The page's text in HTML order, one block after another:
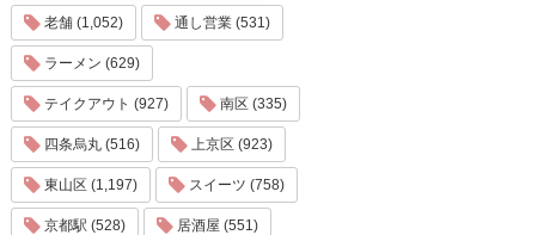
老舗 (1,052) 通し営業 (531)
ラーメン (629)
テイクアウト (927) 南区 (335)
四条烏丸 (516) 上京区 (923)
東山区 (1,197) スイーツ (758)
京都駅 (528) 居酒屋 (551)